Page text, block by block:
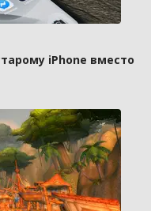
iPhone вместо